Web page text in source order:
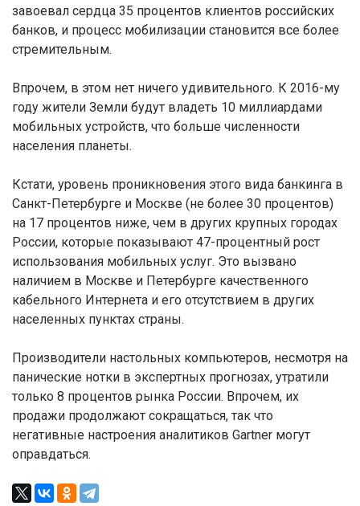
завоевал сердца 35 процентов клиентов российских
банков, и процесс мобилизации становится все более
стремительным.
Впрочем, в этом нет ничего удивительного. К 2016-му
году жители Земли будут владеть 10 миллиардами
мобильных устройств, что больше численности
населения планеты.
Кстати, уровень проникновения этого вида банкинга в
Санкт-Петербурге и Москве (не более 30 процентов)
на 17 процентов ниже, чем в других крупных городах
России, которые показывают 47-процентный рост
использования мобильных услуг. Это вызвано
наличием в Москве и Петербурге качественного
кабельного Интернета и его отсутствием в других
населенных пунктах страны.
Производители настольных компьютеров, несмотря на
панические нотки в экспертных прогнозах, утратили
только 8 процентов рынка России. Впрочем, их
продажи продолжают сокращаться, так что
негативные настроения аналитиков Gartner могут
оправдаться.